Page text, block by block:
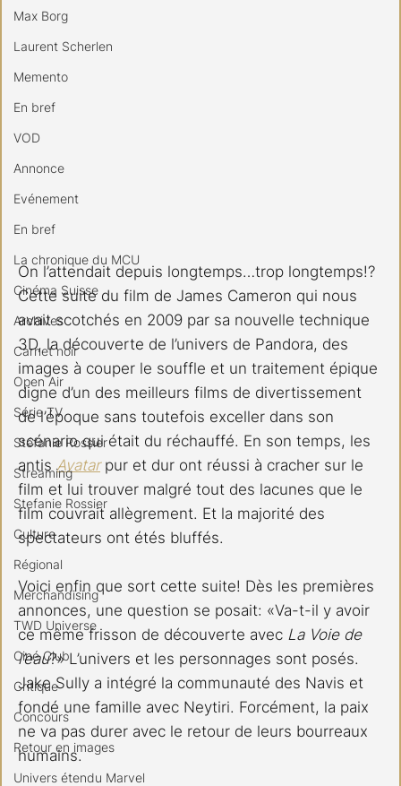
Max Borg
Laurent Scherlen
Memento
En bref
VOD
Annonce
Evénement
En bref
La chronique du MCU
Cinéma Suisse
Archives
Carnet noir
Open Air
Série TV
Stéfanie Rossier
Streaming
Stefanie Rossier
Culture
Régional
Merchandising
TWD Universe
Ciné Club
Critique
Concours
Retour en images
Univers étendu Marvel
On l’attendait depuis longtemps…trop longtemps!?
Cette suite du film de James Cameron qui nous
avait scotchés en 2009 par sa nouvelle technique
3D, la découverte de l’univers de Pandora, des
images à couper le souffle et un traitement épique
digne d’un des meilleurs films de divertissement
de l’époque sans toutefois exceller dans son
scénario qui était du réchauffé. En son temps, les
antis Avatar pur et dur ont réussi à cracher sur le
film et lui trouver malgré tout des lacunes que le
film couvrait allègrement. Et la majorité des
spectateurs ont étés bluffés.
Voici enfin que sort cette suite! Dès les premières
annonces, une question se posait: «Va-t-il y avoir
ce même frisson de découverte avec La Voie de
l’eau?» L’univers et les personnages sont posés.
Jake Sully a intégré la communauté des Navis et
fondé une famille avec Neytiri. Forcément, la paix
ne va pas durer avec le retour de leurs bourreaux
humains.